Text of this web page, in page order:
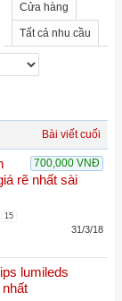
Cửa hàng
Tất cả nhu cầu
Bài viết cuối
700,000 VNĐ
rẽ nhất sài
15
31/3/18
lumileds